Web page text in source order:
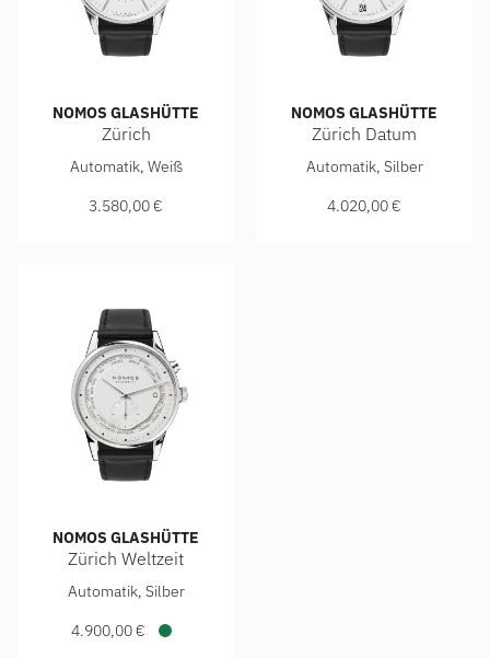
NOMOS GLASHÜTTE
Zürich
NOMOS Glashütte Zürich, Ref: 801, Preis: 3.580,00 €
Automatik, Weiß
3.580,00 €
NOMOS GLASHÜTTE
Zürich Datum
NOMOS Glashütte Zürich
Automatik, Silber
4.020,00 €
NOMOS GLASHÜTTE
Zürich Weltzeit
NOMOS Glashütte Zürich Weltzeit, Ref: 805, Preis:
Automatik, Silber
4.900,00 €